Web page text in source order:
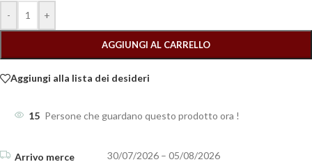
- +
AGGIUNGI AL CARRELLO
Aggiungi alla lista dei desideri
15 Persone che guardano questo prodotto ora !
30/07/2026 – 05/08/2026